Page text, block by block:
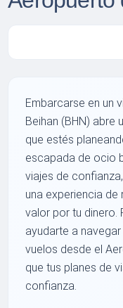
Embarcarse en un
Beihan (BHN) abre
que estés
escapada de ocio
viajes de
una experiencia
valor por tu dinero.
ayudarte a
vuelos desde el
que tus planes de
confianza.